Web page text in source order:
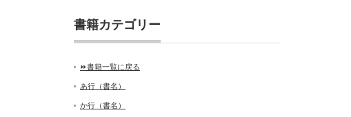
書籍カテゴリー
⏩書籍一覧に戻る
あ行（書名）
か行（書名）